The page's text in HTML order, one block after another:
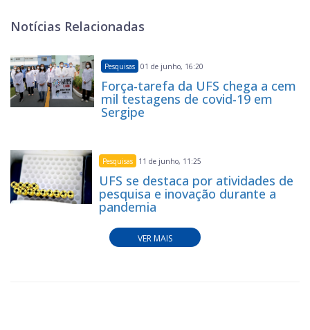
Notícias Relacionadas
Pesquisas 01 de junho, 16:20
Força-tarefa da UFS chega a cem
mil testagens de covid-19 em
Sergipe
Pesquisas 11 de junho, 11:25
UFS se destaca por atividades de
pesquisa e inovação durante a
pandemia
VER MAIS